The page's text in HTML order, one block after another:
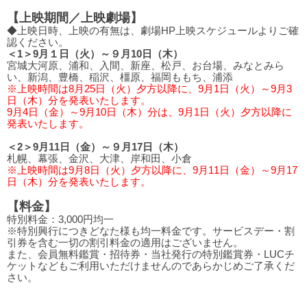
【上映期間／上映劇場】
◆上映日時、上映の有無は、劇場HP上映スケジュールよりご確
認ください。
＜1＞9月１日（火）～９月10日（木）
宮城大河原、浦和、入間、新座、松戸、お台場、みなとみら
い、新潟、豊橋、稲沢、橿原、福岡ももち、浦添
※上映時間は8月25日（火）夕方以降に、9月1日（火）～9月3
日（木）分を発表いたします。
9月4日（金）～9月10日（木）分は、9月1日（火）夕方以降に
発表いたします。
＜2＞9月11日（金）～９月17日（木）
札幌、幕張、金沢、大津、岸和田、小倉
※上映時間は9月8日（火）夕方以降に、9月11日（金）～9月17
日（木）分を発表いたします。
【料金】
特別料金：3,000円均一
※特別興行につきどなた様も均一料金です。サービスデー・割
引券を含む一切の割引料金の適用はございません。
また、会員無料鑑賞・招待券・当社発行の特別鑑賞券・LUCチ
ケットなどもご利用いただけませんのであらかじめご了承くだ
さい。